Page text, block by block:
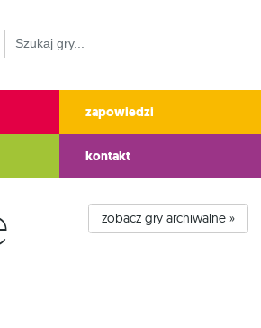
zapowiedzi
kontakt
zobacz gry archiwalne »